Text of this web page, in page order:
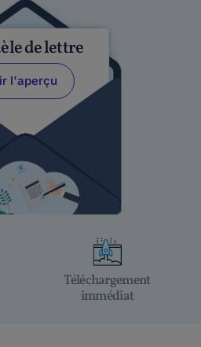
de lettre
l'aperçu
Téléchargement
immédiat